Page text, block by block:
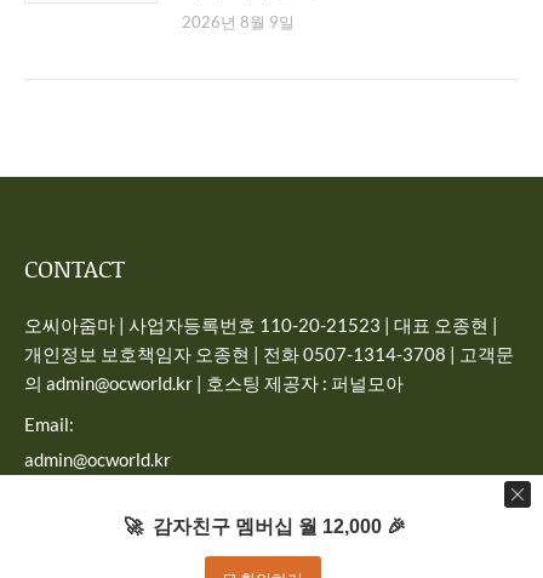
2026년 8월 9일
CONTACT
오씨아줌마 | 사업자등록번호 110-20-21523 | 대표 오종현 |
개인정보 보호책임자 오종현 | 전화 0507-1314-3708 | 고객문
의 admin@ocworld.kr | 호스팅 제공자 : 퍼널모아
Email:
admin@ocworld.kr
🚀 감자친구 멤버십 월 12,000 🎉